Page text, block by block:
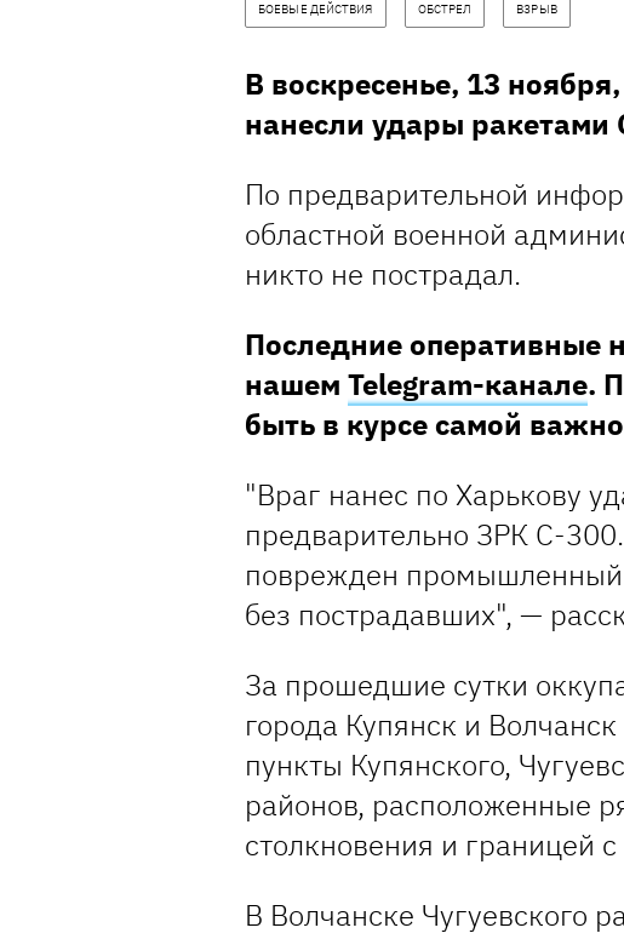
БОЕВЫЕ ДЕЙСТВИЯ ОБСТРЕЛ ВЗРЫВ
В воскресенье, 13
нанесли удары ракетами
По предварительной
областной военной
никто не пострадал.
Последние оперативные
нашем Telegram-канале.
быть в курсе самой
"Враг нанес по Харькову
предварительно ЗРК С-
поврежден промышленный
без пострадавших", —
За прошедшие сутки
города Купянск и
пункты Купянского,
районов, расположенные
столкновения и границей
В Волчанске Чугуевского